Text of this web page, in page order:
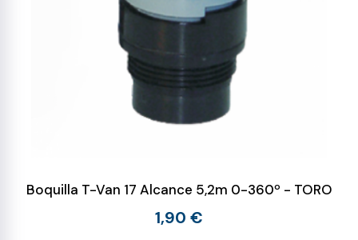
Boquilla T-Van 17 Alcance 5,2m 0-360º - TORO
1,90 €